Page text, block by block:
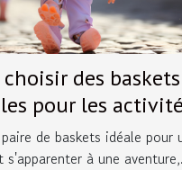
des baskets
pour les
filles en taille 30
de baskets idéale pour
à une